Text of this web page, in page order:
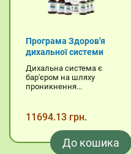
Програма Здоров'я
дихальної системи
Дихальна система є
бар'єром на шляху
проникнення...
11694.13 грн.
До кошика